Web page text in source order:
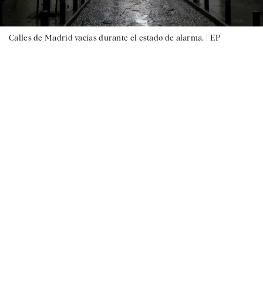
Calles de Madrid vacías durante el estado de alarma. | EP